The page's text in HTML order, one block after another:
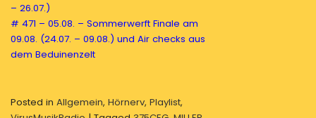
– 26.07.)
# 471 – 05.08. – Sommerwerft Finale am
09.08. (24.07. – 09.08.) und Air checks aus
dem Beduinenzelt
Posted in Allgemein, Hörnerv, Playlist,